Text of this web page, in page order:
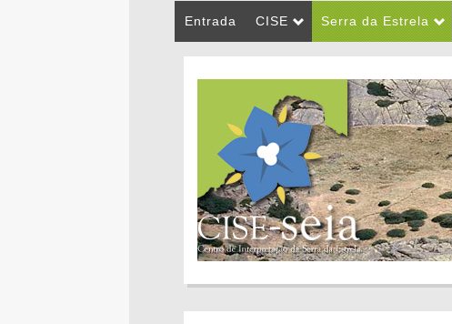
Entrada CISE Serra da Estrela